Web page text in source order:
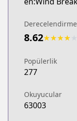
Naver
Naver
http://
Derecelendirme
8.62★★★★
Popülerlik
277
Okuyucular
63003